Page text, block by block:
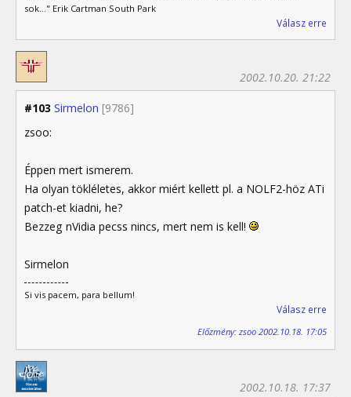
sok..." Erik Cartman South Park
Válasz erre
#103 Sirmelon [9786]
2002.10.20. 21:22
zsoo:
Éppen mert ismerem.
Ha olyan tökléletes, akkor miért kellett pl. a NOLF2-höz ATi
patch-et kiadni, he?
Bezzeg nVidia pecss nincs, mert nem is kell!
Sirmelon
Si vis pacem, para bellum!
Válasz erre
Előzmény: zsoo 2002.10.18. 17:05
2002.10.18. 17:37